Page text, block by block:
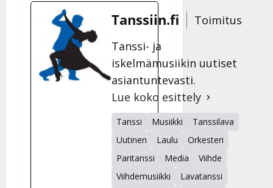
Tanssiin.fi
Toimitus
Tanssi- ja
iskelmämusiikin uutiset
asiantuntevasti.
Lue koko esittely
Tanssi Musiikki
Tanssilava
Uutinen
Laulu
Orkesteri
Paritanssi
Media
Viihde
Viihdemusiikki
Lavatanssi